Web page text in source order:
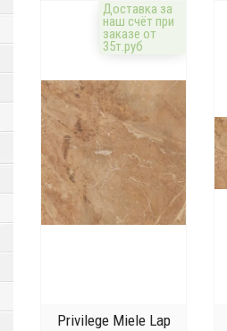
Доставка за
наш счёт при
заказе от
35т.руб
Privilege Miele Lap